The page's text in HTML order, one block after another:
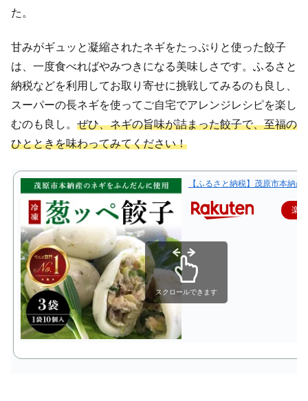
た。
甘みがギュッと凝縮されたネギをたっぷりと使った餃子
は、一度食べればやみつきになる美味しさです。ふるさと
納税などを利用してお取り寄せに挑戦してみるのも良し、
スーパーの長ネギを使ってご自宅でアレンジレシピを楽し
むのも良し。 ぜひ、ネギの旨味が詰まった餃子で、至福の
ひとときを味わってみてください！
【ふるさと納税】茂原市本納
楽
スクロールできます